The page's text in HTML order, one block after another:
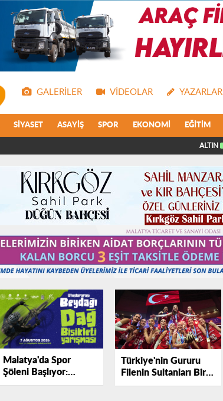
GALERILER VIDEOLAR YAZARLAR
SIYASET ASAYIŞ SPOR EKONOMI EĞITIM
ALTIN
Malatya'da Spor
Şöleni Başlıyor:
Uluslararası Beydağı
Türkiye'nin Gururu
Filenin Sultanları Bir
Kez Daha Şampiyon.